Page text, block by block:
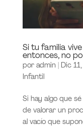
Si tu familia
entonces, no
por admin | Dic
Infantil
Si hay algo que
de valorar un
al vacío que